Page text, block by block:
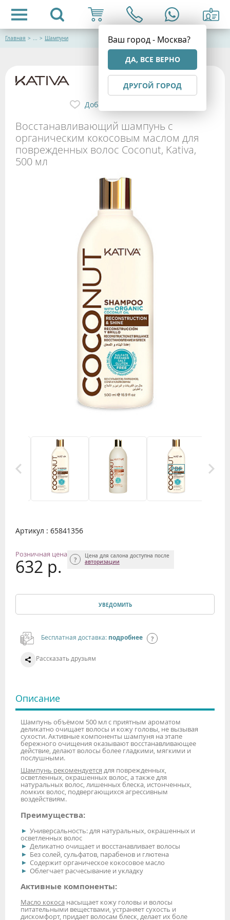
Ваш город - Москва?
ДА, ВСЕ ВЕРНО
ДРУГОЙ ГОРОД
Главная > ... > Шампуни
Восстанавливающий шампунь с
органическим кокосовым маслом для
поврежденных волос Coconut, Kativa,
500 мл
Добавить в избранное
Артикул : 65841356
Розничная цена
632 р.
Цена для салона доступна после
авторизации
УВЕДОМИТЬ
Бесплатная доставка: подробнее
Рассказать друзьям
Описание
Шампунь объёмом 500 мл с приятным ароматом
деликатно очищает волосы и кожу головы, не вызывая
сухости. Активные компоненты шампуня на этапе
бережного очищения оказывают восстанавливающее
действие, делают волосы более гладкими, мягкими и
послушными.
Шампунь рекомендуется для поврежденных,
осветленных, окрашенных волос, а также для
натуральных волос, лишенных блеска, истонченных,
ломких волос, подвергающихся агрессивным
воздействиям.
Преимущества:
Универсальность: для натуральных, окрашенных и
осветленных волос
Деликатно очищает и восстанавливает волосы
Без солей, сульфатов, парабенов и глютена
Содержит органическое кокосовое масло
Облегчает расчесывание и укладку
Активные компоненты:
Масло кокоса насыщает кожу головы и волосы
питательными веществами, устраняет сухость и
дискомфорт, придает волосам блеск, делает их боле